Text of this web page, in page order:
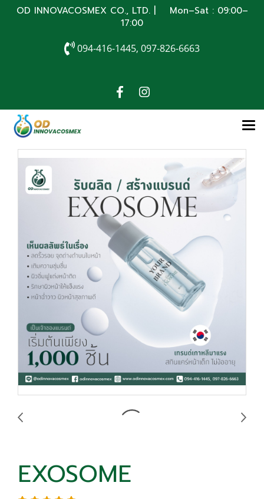
OD INNOVACOSMEX CO., LTD. | Mon–Sat : 09:00–
17:00
094-416-1445, 097-826-6663
EXOSOME